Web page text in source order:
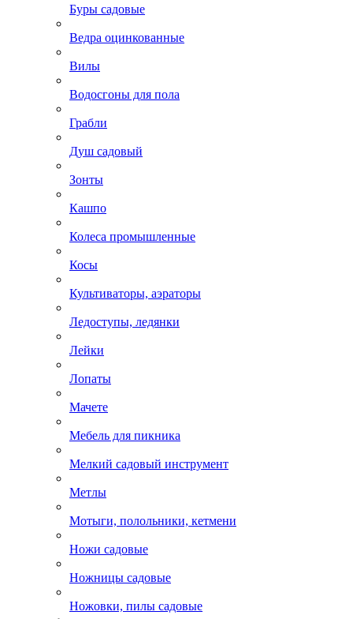
Буры садовые
Ведра оцинкованные
Вилы
Водосгоны для пола
Грабли
Душ садовый
Зонты
Кашпо
Колеса промышленные
Косы
Культиваторы, аэраторы
Ледоступы, ледянки
Лейки
Лопаты
Мачете
Мебель для пикника
Мелкий садовый инструмент
Метлы
Мотыги, полольники, кетмени
Ножи садовые
Ножницы садовые
Ножовки, пилы садовые